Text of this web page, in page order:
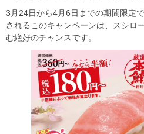
3月24日から4月6日までの期間限定
されるこのキャンペーンは、スシロ
む絶好のチャンスです。